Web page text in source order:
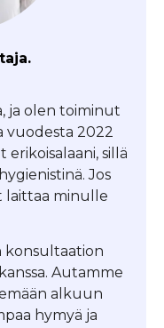
ja olen toiminut
vuodesta 2022
erikoisalaani, sillä
Jos
laittaa minulle
konsultaation
Autamme
alkuun
hymyä ja